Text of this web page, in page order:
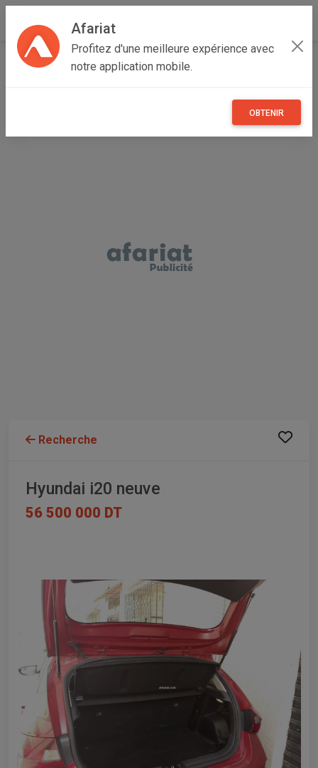
Afariat
Profitez d'une meilleure expérience avec
notre application mobile.
OBTENIR
Accueil Véhicules Grand Tunis
Recherche
Hyundai i20 neuve
56 500 000 DT